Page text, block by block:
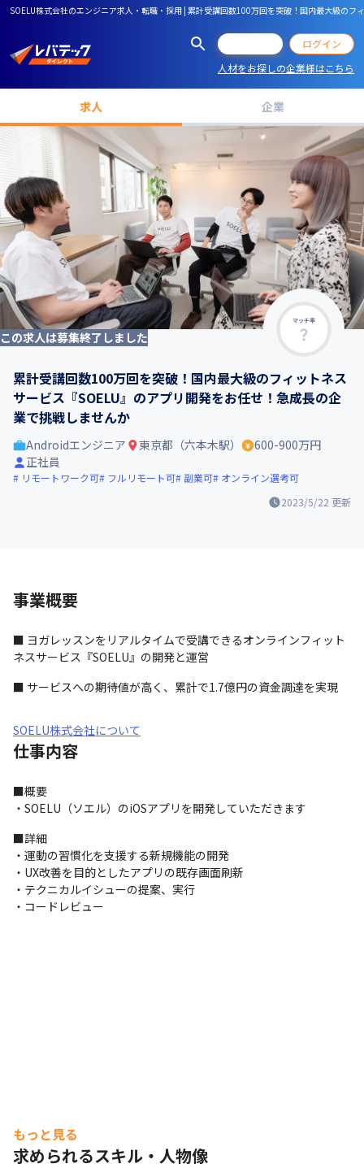
SOELU株式会社のエンジニア求人・転職・採用 | 累計受講回数100万回を突破！国内最大級の
ログイン
人材をお探しの企業様はこちら
求人 企業
マッチ率
この求人は募集終了しました
累計受講回数100万回を突破！国内最大級のフィットネス
サービス『SOELU』のアプリ開発をお任せ！急成長の企
業で挑戦しませんか
2023/5/22 更新
Androidエンジニア 東京都（六本木駅）
600-900万円
正社員
リモートワーク可 フルリモート可 副業可 オンライン選考可
事業概要
■ ヨガレッスンをリアルタイムで受講できるオンラインフィット
ネスサービス『SOELU』の開発と運営
■ サービスへの期待値が高く、累計で1.7億円の資金調達を実現
SOELU株式会社について
仕事内容
■概要
・SOELU（ソエル）のiOSアプリを開発していただきます
■詳細
・運動の習慣化を支援する新規機能の開発
・UX改善を目的としたアプリの既存画面刷新
・テクニカルイシューの提案、実行
・コードレビュー
もっと見る
求められるスキル・人物像